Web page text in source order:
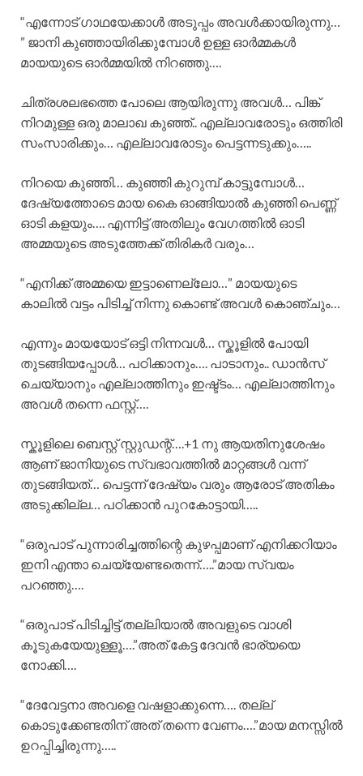
“എന്നോട് ഗാഥയേക്കാൾ അടുപ്പം അവൾക്കായിരുന്നു…
” ജാനി കുഞ്ഞായിരിക്കുമ്പോൾ ഉള്ള ഓർമ്മകൾ
മായയുടെ ഓർമ്മയിൽ നിറഞ്ഞു….
ചിത്രശലഭത്തെ പോലെ ആയിരുന്നു അവൾ… പിങ്ക്
നിറമുള്ള ഒരു മാലാഖ കുഞ്ഞ്.. എല്ലാവരോടും ഒത്തിരി
സംസാരിക്കും… എല്ലാവരോടും പെട്ടന്നടുക്കും…..
നിറയെ കുഞ്ഞി… കുഞ്ഞി കുറുമ്പ് കാട്ടുമ്പോൾ…
ദേഷ്യത്തോടെ മായ കൈ ഓങ്ങിയാൽ കുഞ്ഞി പെണ്ണ്
ഓടി കളയും…. എന്നിട്ട് അതിലും വേഗത്തിൽ ഓടി
അമ്മയുടെ അടുത്തേക്ക് തിരികർ വരും…
“എനിക്ക് അമ്മയെ ഇട്ടാണെല്ലോ…” മായയുടെ
കാലിൽ വട്ടം പിടിച്ച് നിന്നു കൊണ്ട് അവൾ കൊഞ്ചും…
എന്നും മായയോട് ഒട്ടി നിന്നവൾ… സ്കൂളിൽ പോയി
തുടങ്ങിയപ്പോൾ… പഠിക്കാനും…. പാടാനും.. ഡാൻസ്
ചെയ്യാനും എല്ലാത്തിനും ഇഷ്ട്ടം… എല്ലാത്തിനും
അവൾ തന്നെ ഫസ്റ്റ്….
സ്കൂളിലെ ബെസ്റ്റ് സ്റ്റുഡന്റ്….+1 നു ആയതിനുശേഷം
ആണ് ജാനിയുടെ സ്വഭാവത്തിൽ മാറ്റങ്ങൾ വന്ന്
തുടങ്ങിയത്… പെട്ടന്ന് ദേഷ്യം വരും ആരോട് അതികം
അടുക്കില്ല… പഠിക്കാൻ പുറകോട്ടായി…..
“ഒരുപാട് പുന്നാരിച്ചത്തിന്റെ കുഴപ്പമാണ് എനിക്കറിയാം
ഇനി എന്താ ചെയ്യേണ്ടതെന്ന്…..”മായ സ്വയം
പറഞ്ഞു….
“ഒരുപാട് പിടിച്ചിട്ട് തല്ലിയാൽ അവളുടെ വാശി
കൂടുകയേയുള്ളൂ….”അത്‌ കേട്ട ദേവൻ ഭാര്യയെ
നോക്കി….
“ദേവേട്ടനാ അവളെ വഷളാക്കുന്നെ…. തല്ല്
കൊടുക്കേണ്ടതിന് അത്‌ തന്നെ വേണം….”മായ മനസ്സിൽ
ഉറപ്പിച്ചിരുന്നു…..